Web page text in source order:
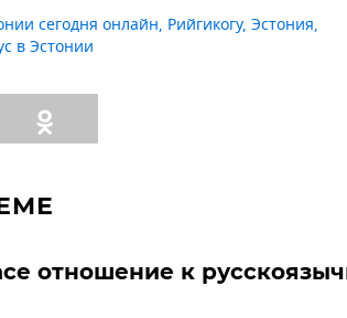
сегодня онлайн, Рийгикогу, Эстония,
в Эстонии
отношение к